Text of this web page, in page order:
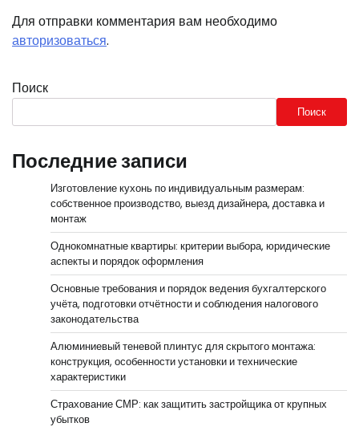
Для отправки комментария вам необходимо
авторизоваться.
Поиск
Поиск
Последние записи
Изготовление кухонь по индивидуальным размерам:
собственное производство, выезд дизайнера, доставка и
монтаж
Однокомнатные квартиры: критерии выбора, юридические
аспекты и порядок оформления
Основные требования и порядок ведения бухгалтерского
учёта, подготовки отчётности и соблюдения налогового
законодательства
Алюминиевый теневой плинтус для скрытого монтажа:
конструкция, особенности установки и технические
характеристики
Страхование СМР: как защитить застройщика от крупных
убытков